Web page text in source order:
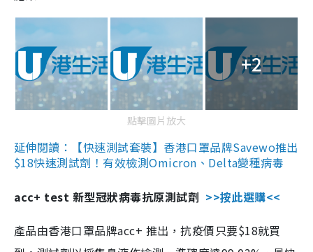
+2
點擊圖片放大
延伸閱讀：【快速測試套裝】香港口罩品牌Savewo推出
$18快速測試劑！有效檢測Omicron、Delta變種病毒
acc+ test 新型冠狀病毒抗原測試劑 >>按此選購<<
產品由香港口罩品牌acc+ 推出，抗疫價只要$18就買